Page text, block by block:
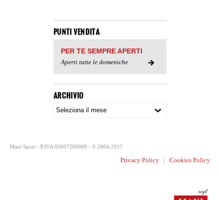
PUNTI VENDITA
PER TE SEMPRE APERTI
Aperti tutte le domeniche
ARCHIVIO
Maxi Sport - P.IVA 02607280969 - © 2004-2017
Privacy Policy| Cookies Policy